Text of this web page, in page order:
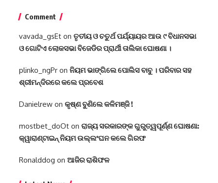
Comment
vavada_gsEt on ତୃତୀୟ ଓ ଚତୁର୍ଥ ପର୍ଯ୍ୟାୟର ଆଉ ୯ ବିଧାନସଭା
ଓ ଗୋଟିଏ ଲୋକସଭା ବିଜେଡିର ପ୍ରାର୍ଥୀ ତାଲିକା ଘୋଷଣା ।
plinko_ngPr on ନିୟମ ଭାଙ୍ଗିଲେ ପୋଲିସ ବାବୁ । ପରିବାର ସହ
ଶ୍ରୀମନ୍ଦିରରେ କଲେ ପ୍ରବେଶ
Danielrew on କୃଷ୍ଣ ବୁଣିଲେ କଳିମଞ୍ଜି !
mostbet_doOt on ରାଜ୍ୟ ସରକାରଙ୍କ ଗୁରୁତ୍ୱପୂର୍ଣ୍ଣ ଘୋଷଣା:
କ୍ୱାରାଣ୍ଟାଇନ୍‌ ନିୟମ ଉଲ୍ଲଂଘନ କଲେ ଗିରଫ
Ronalddog on ଆଜିର ରାଶିଫଳ